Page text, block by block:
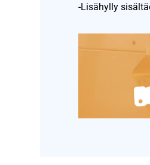
-Lisähylly